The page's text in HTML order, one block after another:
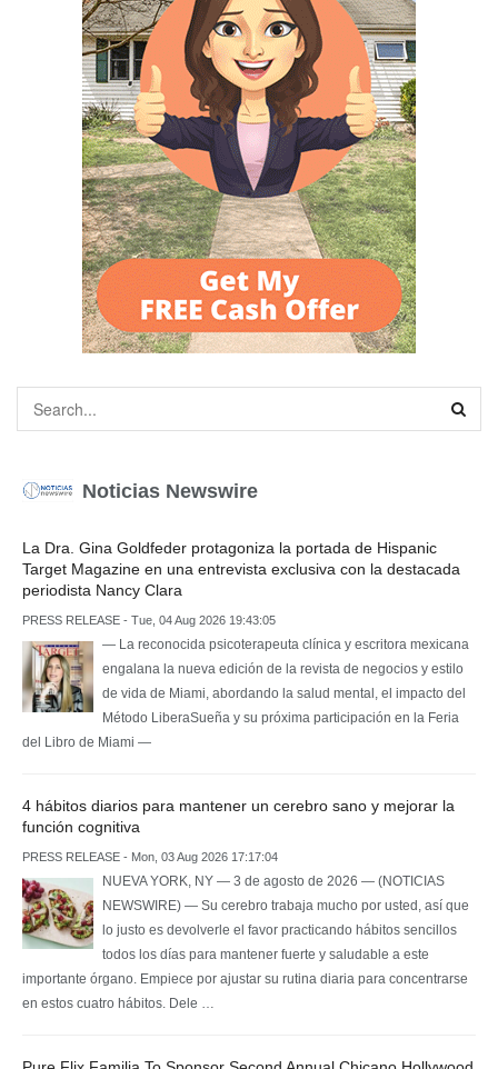
Noticias Newswire
La Dra. Gina Goldfeder protagoniza la portada de Hispanic
Target Magazine en una entrevista exclusiva con la destacada
periodista Nancy Clara
PRESS RELEASE - Tue, 04 Aug 2026 19:43:05
— La reconocida psicoterapeuta clínica y escritora mexicana
engalana la nueva edición de la revista de negocios y estilo
de vida de Miami, abordando la salud mental, el impacto del
Método LiberaSueña y su próxima participación en la Feria
del Libro de Miami —
4 hábitos diarios para mantener un cerebro sano y mejorar la
función cognitiva
PRESS RELEASE - Mon, 03 Aug 2026 17:17:04
NUEVA YORK, NY — 3 de agosto de 2026 — (NOTICIAS
NEWSWIRE) — Su cerebro trabaja mucho por usted, así que
lo justo es devolverle el favor practicando hábitos sencillos
todos los días para mantener fuerte y saludable a este
importante órgano. Empiece por ajustar su rutina diaria para concentrarse
en estos cuatro hábitos. Dele …